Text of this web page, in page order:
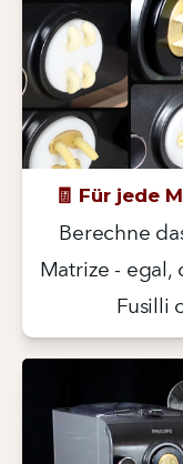
🧾 Für jede
Berechne
Matrize - egal,
Fusilli